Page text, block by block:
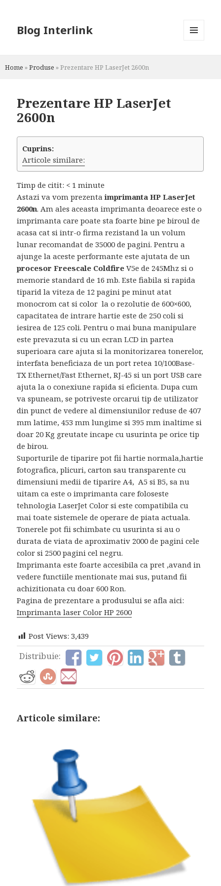
Blog Interlink
Home »Produse »Prezentare HP LaserJet 2600n
Prezentare HP LaserJet
2600n
Cuprins:
Articole similare:
Timp de citit: < 1 minute
Astazi va vom prezentaimprimanta HP LaserJet
2600n. Am ales aceasta imprimanta deoarece este o
imprimanta care poate sta foarte bine pe biroul de
acasa cat si intr-o firma rezistand la un volum
lunar recomandat de 35000 de pagini. Pentru a
ajunge la aceste performante este ajutata de un
procesor Freescale Coldfire V5e de 245Mhz si o
memorie standard de 16 mb. Este fiabila si rapida
tiparid la viteza de 12 pagini pe minut atat
monocrom cat si color la o rezolutie de 600×600,
capacitatea de intrare hartie este de 250 coli si
iesirea de 125 coli. Pentru o mai buna manipulare
este prevazuta si cu un ecran LCD in partea
superioara care ajuta si la monitorizarea tonerelor,
interfata beneficiaza de un port retea 10/100Base-
TX Ethernet/Fast Ethernet, RJ-45 si un port USB care
ajuta la o conexiune rapida si eficienta. Dupa cum
va spuneam, se potriveste orcarui tip de utilizator
din punct de vedere al dimensiunilor reduse de 407
mm latime, 453 mm lungime si 395 mm inaltime si
doar 20 Kg greutate incape cu usurinta pe orice tip
de birou.
Suporturile de tiparire pot fii hartie normala,hartie
fotografica, plicuri, carton sau transparente cu
dimensiuni medii de tiparire A4, A5 si B5, sa nu
uitam ca este o imprimanta care foloseste
tehnologia LaserJet Color si este compatibila cu
mai toate sistemele de operare de piata actuala.
Tonerele pot fii schimbate cu usurinta si au o
durata de viata de aproximativ 2000 de pagini cele
color si 2500 pagini cel negru.
Imprimanta este foarte accesibila ca pret ,avand in
vedere functiile mentionate mai sus, putand fii
achizitionata cu doar 600 Ron.
Pagina de prezentare a produsului se afla aici:
Imprimanta laser Color HP 2600
Post Views: 3,439
Distribuie:
Articole similare: